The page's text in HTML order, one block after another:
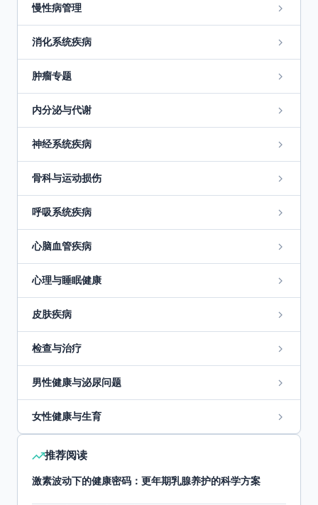
慢性病管理
消化系统疾病
肿瘤专题
内分泌与代谢
神经系统疾病
骨科与运动损伤
呼吸系统疾病
心脑血管疾病
心理与睡眠健康
皮肤疾病
检查与治疗
男性健康与泌尿问题
女性健康与生育
推荐阅读
激素波动下的健康密码：更年期乳腺养护的科学方案